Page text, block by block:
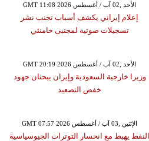
GMT 11:08 2026 الأحد ,02 آب / أغسطس
إعلام إيراني يكشف أسباب تجنب نشر
تسجيلات صوتية لمجتبى خامنئي
GMT 20:19 2026 الأحد ,02 آب / أغسطس
وزيرا خارجية السعودية وإيران يبحثان جهود
خفض التصعيد
GMT 07:57 2026 الإثنين ,03 آب / أغسطس
النفط يهبط مع انحسار التوترات الجيوسياسية